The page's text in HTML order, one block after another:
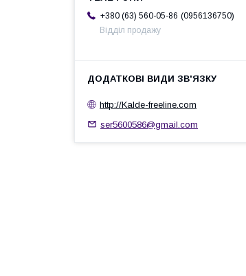
+380 (63) 560-05-86
0956136750
Відділ продажу
http://Kalde-freeline.com
ser5600586@gmail.com